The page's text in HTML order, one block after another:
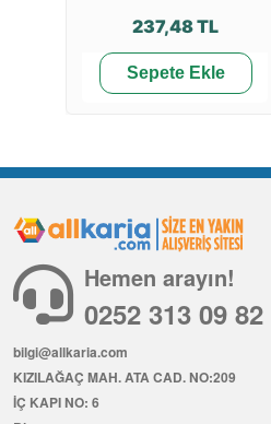
237,48 TL
Sepete Ekle
Hemen arayın!
0252 313 09 82
bilgi@allkaria.com
KIZILAĞAÇ MAH. ATA CAD. NO:209
İÇ KAPI NO: 6